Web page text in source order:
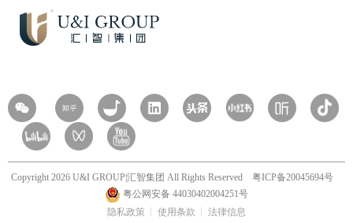
Copyright 2026 U&I GROUP|汇智集团 All Rights Reserved 粤ICP备20045694号
粤公网安备 44030402004251号
隐私政策
使用条款 法律信息